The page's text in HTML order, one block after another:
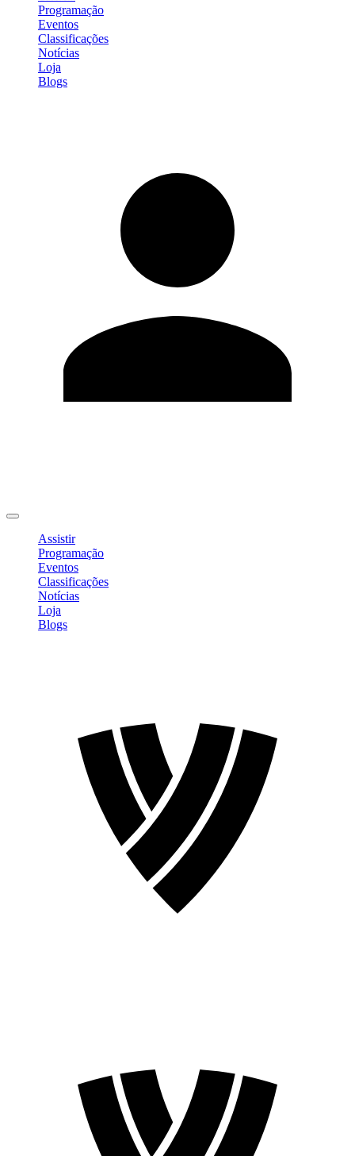
Programação
Eventos
Classificações
Notícias
Loja
Blogs
Assistir
Programação
Eventos
Classificações
Notícias
Loja
Blogs